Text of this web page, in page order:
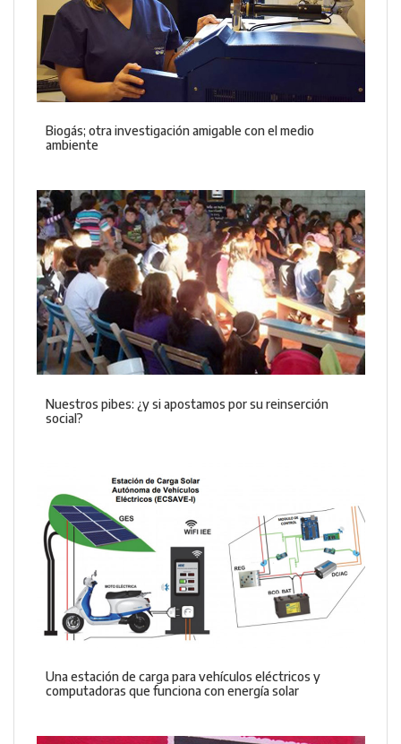
Biogás; otra investigación amigable con el medio
ambiente
Nuestros pibes: ¿y si apostamos por su reinserción
social?
Una estación de carga para vehículos eléctricos y
computadoras que funciona con energía solar